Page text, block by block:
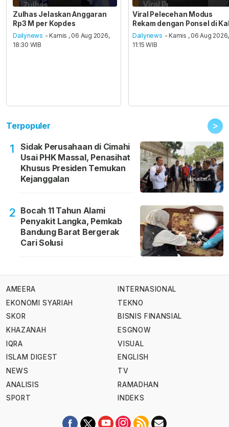
Zulhas Jelaskan Anggaran
Rp3 M per Kopdes
Dailynews - Kamis , 06 Aug 2026,
18:30 WIB
Viral Pelecehan Modus
Rekam dengan Ponsel di
Dailynews - Kamis , 06 Aug 2026,
11:15 WIB
Terpopuler >
1
Sidak Perusahaan di Cimahi
Usai PHK Massal, Penasihat
Khusus Presiden Temukan
Kejanggalan
2 Bocah 11 Tahun Alami
Penyakit Langka, Pemkab
Bandung Barat Bergerak
Cari Solusi
AMEERA
EKONOMI SYARIAH
SKOR
KHAZANAH
IQRA
ISLAM DIGEST
NEWS
ANALISIS
SPORT
INTERNASIONAL
TEKNO
BISNIS FINANSIAL
ESGNOW
VISUAL
ENGLISH
TV
RAMADHAN
INDEKS